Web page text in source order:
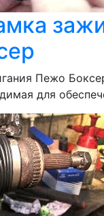
Пежо
для